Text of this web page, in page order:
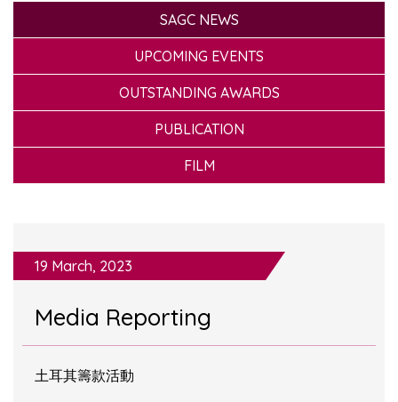
SAGC NEWS
UPCOMING EVENTS
OUTSTANDING AWARDS
PUBLICATION
FILM
19 March, 2023
Media Reporting
土耳其籌款活動